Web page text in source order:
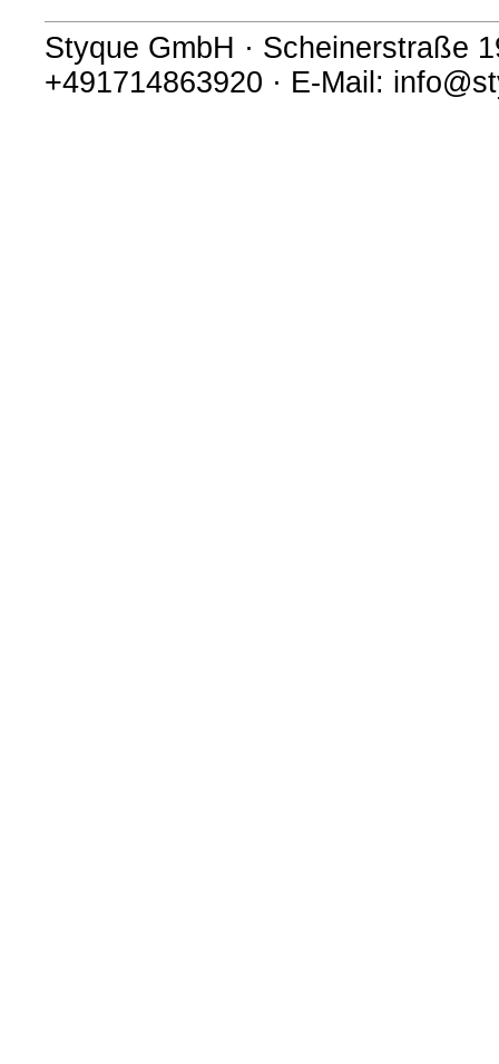
Styque GmbH · Scheinerstraße
+491714863920 · E-Mail: